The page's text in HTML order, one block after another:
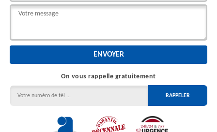
On vous rappelle gratuitement